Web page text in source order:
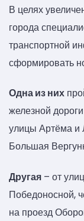
В целях
города
транспортной
сформировать
Одна из них
железной
улицы Артёма и
Большая
Другая – от
Победоносной,
на проезд